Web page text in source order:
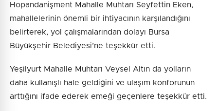
Hopandanişment Mahalle Muhtarı Seyfettin Eken,
mahallelerinin önemli bir ihtiyacının karşılandığını
belirterek, yol çalışmalarından dolayı Bursa
Büyükşehir Belediyesi’ne teşekkür etti.
Yeşilyurt Mahalle Muhtarı Veysel Altın da yolların
daha kullanışlı hale geldiğini ve ulaşım konforunun
arttığını ifade ederek emeği geçenlere teşekkür etti.